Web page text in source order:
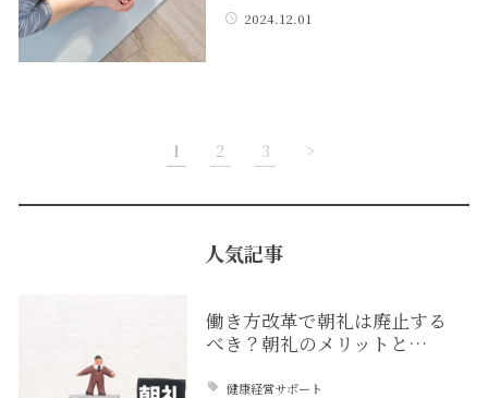
2024.12.01
1 2 3 >
人気記事
働き方改革で朝礼は廃止する
べき？朝礼のメリットと…
健康経営サポート